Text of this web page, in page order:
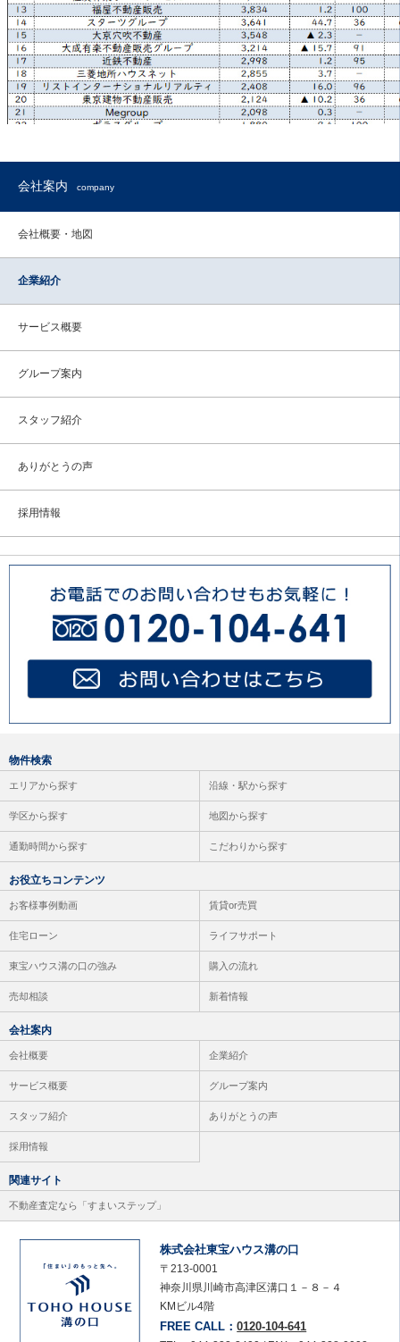
会社案内 company
会社概要・地図
企業紹介
サービス概要
グループ案内
スタッフ紹介
ありがとうの声
採用情報
物件検索
エリアから探す 沿線・駅から探す
学区から探す 地図から探す
通勤時間から探す こだわりから探す
お役立ちコンテンツ
お客様事例動画 賃貸or売買
住宅ローン ライフサポート
東宝ハウス溝の口の強み 購入の流れ
売却相談 新着情報
会社案内
会社概要 企業紹介
サービス概要 グループ案内
スタッフ紹介 ありがとうの声
採用情報
関連サイト
不動産査定なら「すまいステップ」
株式会社東宝ハウス溝の口
〒213-0001
神奈川県川崎市高津区溝口１－８－４
KMビル4階
FREE CALL：0120-104-641